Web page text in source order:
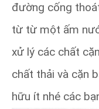
đường cống
từ từ một ấm
xử lý các chất
chất thải và cặn
hữu ít nhé các